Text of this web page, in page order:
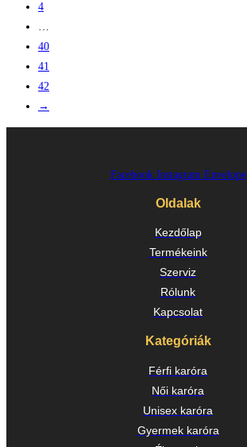
4
…
40
41
42
→
Facebook Instagram Envelope
Oldalak
Kezdőlap
Termékeink
Szerviz
Rólunk
Kapcsolat
Kategóriák
Férfi karóra
Női karóra
Unisex karóra
Gyermek karóra